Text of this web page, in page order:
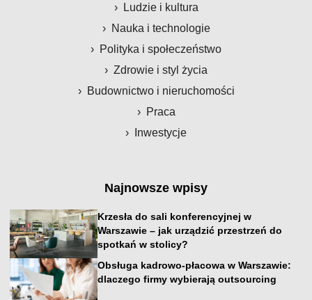
Ludzie i kultura
Nauka i technologie
Polityka i społeczeństwo
Zdrowie i styl życia
Budownictwo i nieruchomości
Praca
Inwestycje
Najnowsze wpisy
Krzesła do sali konferencyjnej w
Warszawie – jak urządzić przestrzeń do
spotkań w stolicy?
Obsługa kadrowo-płacowa w Warszawie:
dlaczego firmy wybierają outsourcing